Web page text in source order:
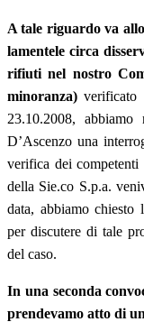
A tale riguardo va
lamentele circa
rifiuti nel nostro
minoranza) verificato
23.10.2008,
D’Ascenzo una
verifica dei
della Sie.co S.p.a.
data, abbiamo
per discutere di tale
del caso.
In una seconda
prendevamo atto di